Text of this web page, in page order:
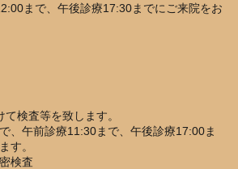
まで、午後診療17:30までにご来院をお
検査等を致します。
、午前診療11:30まで、午後診療17:00ま
す。
検査